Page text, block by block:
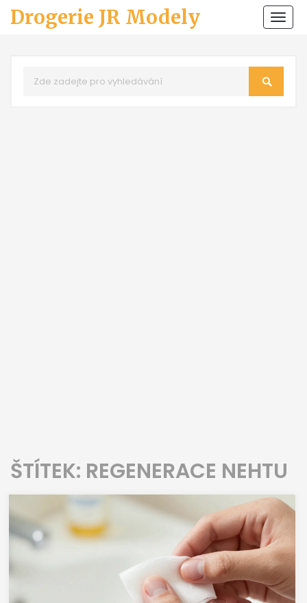
Drogerie JR Modely
ŠTÍTEK: REGENERACE NEHTU